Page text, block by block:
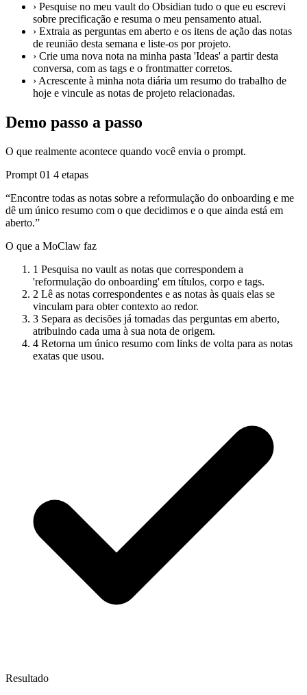
› Pesquise no meu vault do Obsidian tudo o que eu escrevi
sobre precificação e resuma o meu pensamento atual.
› Extraia as perguntas em aberto e os itens de ação das notas
de reunião desta semana e liste-os por projeto.
› Crie uma nova nota na minha pasta 'Ideas' a partir desta
conversa, com as tags e o frontmatter corretos.
› Acrescente à minha nota diária um resumo do trabalho de
hoje e vincule as notas de projeto relacionadas.
Demo passo a passo
O que realmente acontece quando você envia o prompt.
Prompt 01 4 etapas
“Encontre todas as notas sobre a reformulação do onboarding e me
dê um único resumo com o que decidimos e o que ainda está em
aberto.”
O que a MoClaw faz
1 Pesquisa no vault as notas que correspondem a
'reformulação do onboarding' em títulos, corpo e tags.
2 Lê as notas correspondentes e as notas às quais elas se
vinculam para obter contexto ao redor.
3 Separa as decisões já tomadas das perguntas em aberto,
atribuindo cada uma à sua nota de origem.
4 Retorna um único resumo com links de volta para as notas
exatas que usou.
Resultado